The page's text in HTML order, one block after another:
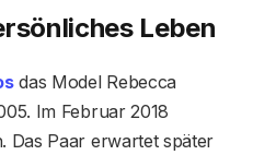
Leben
das Model Rebecca
Im Februar 2018
Das Paar erwartet später